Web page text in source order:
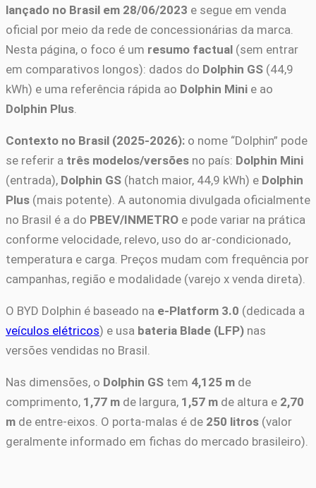
lançado no Brasil em 28/06/2023 e segue em venda
oficial por meio da rede de concessionárias da marca.
Nesta página, o foco é um resumo factual (sem entrar
em comparativos longos): dados do Dolphin GS (44,9
kWh) e uma referência rápida ao Dolphin Mini e ao
Dolphin Plus
Contexto no Brasil (2025-2026): o nome “Dolphin” pode
se referir a três modelos/versões no país: Dolphin Mini
(entrada), Dolphin GS (hatch maior, 44,9 kWh) e Dolphin
Plus (mais potente). A autonomia divulgada oficialmente
no Brasil é a do PBEV/INMETRO e pode variar na prática
conforme velocidade, relevo, uso do ar-condicionado,
temperatura e carga. Preços mudam com frequência por
campanhas, região e modalidade (varejo x venda direta).
O BYD Dolphin é baseado na e-Platform 3.0 (dedicada a
veículos elétricos) e usa bateria Blade (LFP) nas
versões vendidas no Brasil.
Nas dimensões, o Dolphin GS tem 4,125 m de
comprimento, 1,77 m de largura, 1,57 m de altura e 2,70
m de entre-eixos. O porta-malas é de 250 litros (valor
geralmente informado em fichas do mercado brasileiro).